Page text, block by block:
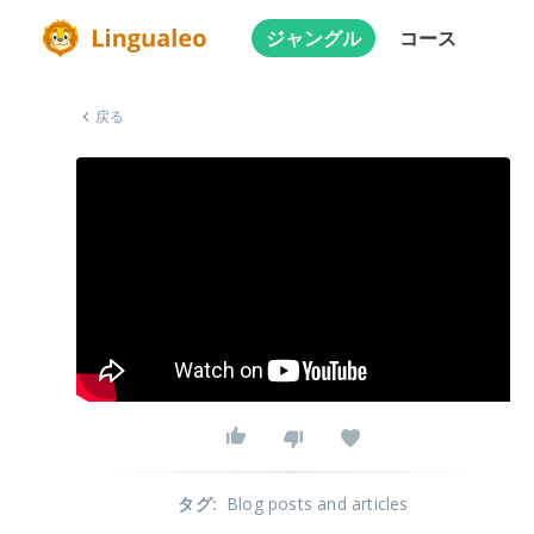
ジャングル コース
戻る
タグ: Blog posts and articles